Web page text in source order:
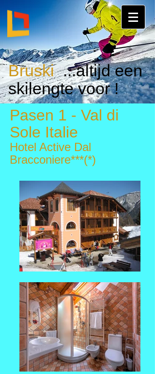
Bruski...altijd een
skilengte voor !
Pasen 1 - Val di
Sole Italie
Hotel Active Dal
Bracconiere***(*)